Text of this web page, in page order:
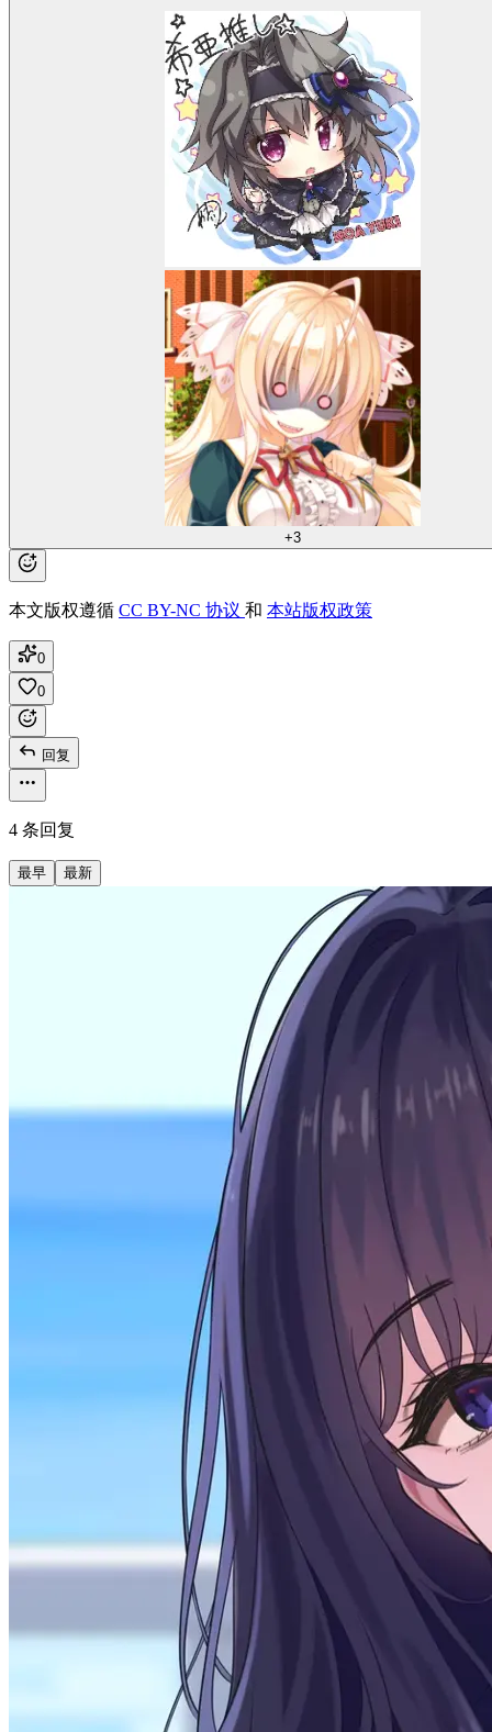
+3
本文版权遵循 CC BY-NC 协议 和 本站版权政策
0
0
回复
4 条回复
最早 最新